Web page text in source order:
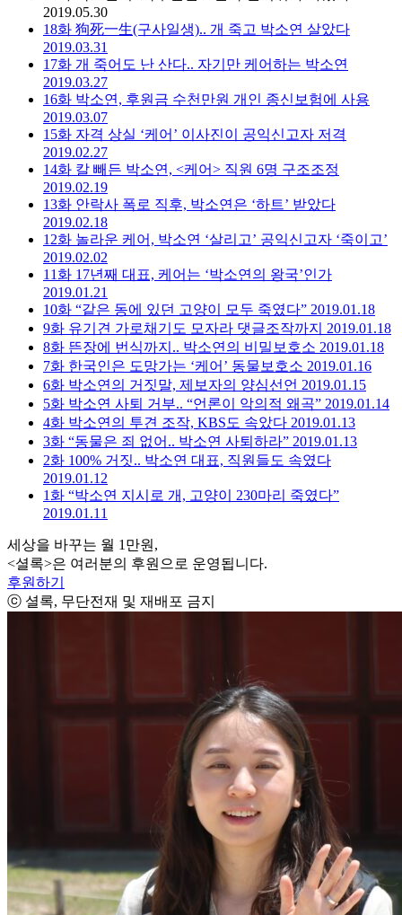
2019.05.30
18화 狗死一生(구사일생).. 개 죽고 박소연 살았다
2019.03.31
17화 개 죽어도 난 산다.. 자기만 케어하는 박소연
2019.03.27
16화 박소연, 후원금 수천만원 개인 종신보험에 사용
2019.03.07
15화 자격 상실 ‘케어’ 이사진이 공익신고자 저격
2019.02.27
14화 칼 빼든 박소연, <케어> 직원 6명 구조조정
2019.02.19
13화 안락사 폭로 직후, 박소연은 ‘하트’ 받았다
2019.02.18
12화 놀라운 케어, 박소연 ‘살리고’ 공익신고자 ‘죽이고’
2019.02.02
11화 17년째 대표, 케어는 ‘박소연의 왕국’인가
2019.01.21
10화 “같은 동에 있던 고양이 모두 죽였다” 2019.01.18
9화 유기견 가로채기도 모자라 댓글조작까지
2019.01.18
8화 뜬장에 번식까지.. 박소연의 비밀보호소 2019.01.18
7화 한국인은 도망가는 ‘케어’ 동물보호소 2019.01.16
6화 박소연의 거짓말, 제보자의 양심선언 2019.01.15
5화 박소연 사퇴 거부.. “언론이 악의적 왜곡” 2019.01.14
4화 박소연의 투견 조작, KBS도 속았다 2019.01.13
3화 “동물은 죄 없어.. 박소연 사퇴하라” 2019.01.13
2화 100% 거짓.. 박소연 대표, 직원들도 속였다
2019.01.12
1화 “박소연 지시로 개, 고양이 230마리 죽였다”
2019.01.11
세상을 바꾸는 월 1만원,
<셜록>은 여러분의 후원으로 운영됩니다.
후원하기
ⓒ 셜록, 무단전재 및 재배포 금지